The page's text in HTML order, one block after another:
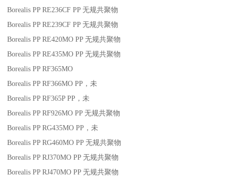
Borealis PP RE236CF PP无规共聚物
Borealis PP RE239CF PP无规共聚物
Borealis PP RE420MO PP无规共聚物
Borealis PP RE435MO PP无规共聚物
Borealis PP RF365MO
Borealis PP RF366MO PP ，未
Borealis PP RF365P PP ，未
Borealis PP RF926MO PP无规共聚物
Borealis PP RG435MO PP ，未
Borealis PP RG460MO PP无规共聚物
Borealis PP RJ370MO PP无规共聚物
Borealis PP RJ470MO PP无规共聚物